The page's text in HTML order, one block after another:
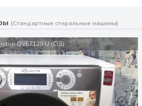
(Стандартные стиральные машины)
QVE7129 U (ClS)